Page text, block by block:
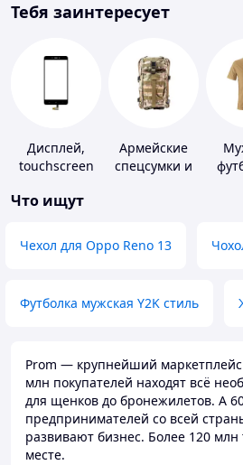
Тебя заинтересует
Дисплей,
touchscreen
телефонов
Армейские
спецсумки и
Что ищут
Чехол для Oppo Reno 13
Футболка мужская Y2K стиль
Prom — крупнейший
млн покупателей находят всё
для щенков до бронежилетов. А
предпринимателей со всей
развивают бизнес. Более 120
месте.